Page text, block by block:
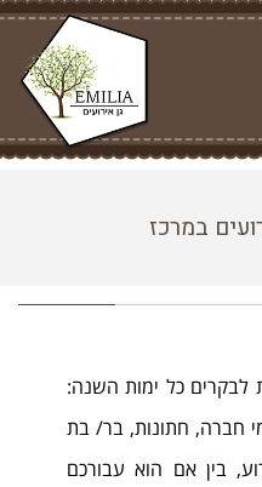
במרכז
לבקרים כל ימות השנה:
חברה, חתונות, בר/ בת
בין אם הוא עבורכם